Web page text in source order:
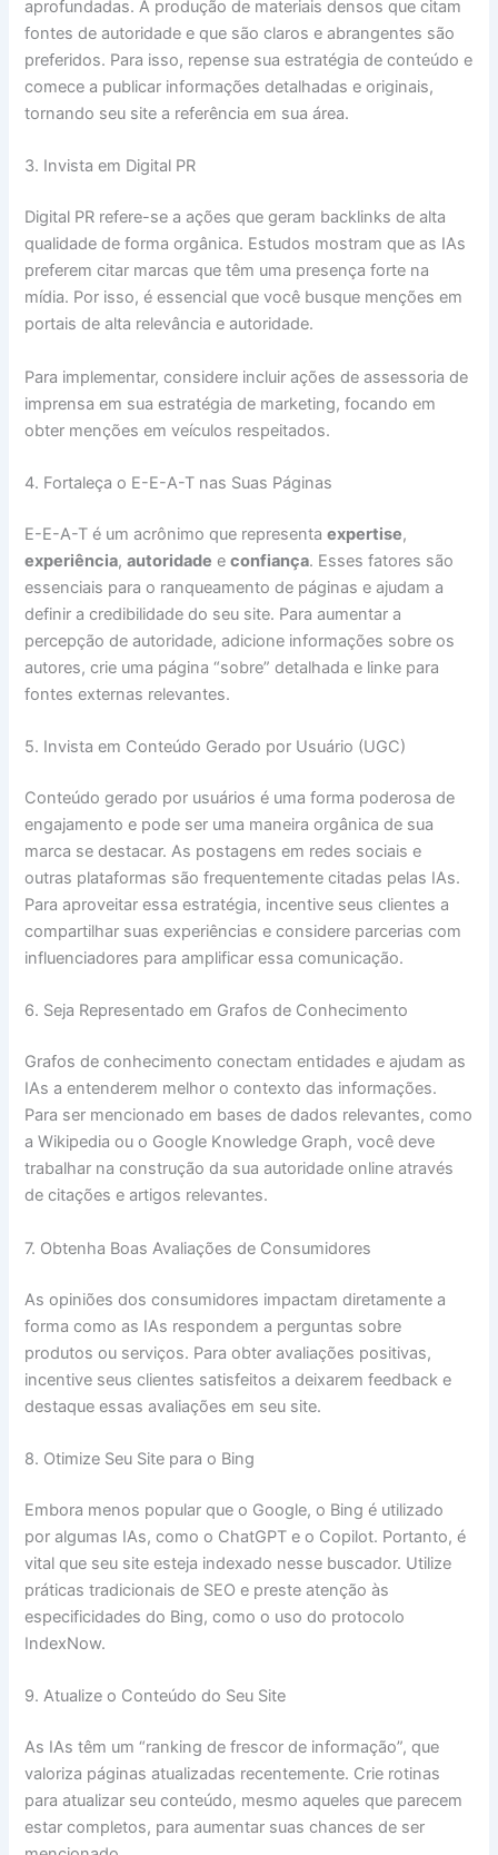
aprofundadas. A produção de materiais densos que citam
fontes de autoridade e que são claros e abrangentes são
preferidos. Para isso, repense sua estratégia de conteúdo e
comece a publicar informações detalhadas e originais,
tornando seu site a referência em sua área.
3. Invista em Digital PR
Digital PR refere-se a ações que geram backlinks de alta
qualidade de forma orgânica. Estudos mostram que as IAs
preferem citar marcas que têm uma presença forte na
mídia. Por isso, é essencial que você busque menções em
portais de alta relevância e autoridade.
Para implementar, considere incluir ações de assessoria de
imprensa em sua estratégia de marketing, focando em
obter menções em veículos respeitados.
4. Fortaleça o E-E-A-T nas Suas Páginas
E-E-A-T é um acrônimo que representaexpertise,
experiência,autoridade econfiança. Esses fatores são
essenciais para o ranqueamento de páginas e ajudam a
definir a credibilidade do seu site. Para aumentar a
percepção de autoridade, adicione informações sobre os
autores, crie uma página “sobre” detalhada e linke para
fontes externas relevantes.
5. Invista em Conteúdo Gerado por Usuário (UGC)
Conteúdo gerado por usuários é uma forma poderosa de
engajamento e pode ser uma maneira orgânica de sua
marca se destacar. As postagens em redes sociais e
outras plataformas são frequentemente citadas pelas IAs.
Para aproveitar essa estratégia, incentive seus clientes a
compartilhar suas experiências e considere parcerias com
influenciadores para amplificar essa comunicação.
6. Seja Representado em Grafos de Conhecimento
Grafos de conhecimento conectam entidades e ajudam as
IAs a entenderem melhor o contexto das informações.
Para ser mencionado em bases de dados relevantes, como
a Wikipedia ou o Google Knowledge Graph, você deve
trabalhar na construção da sua autoridade online através
de citações e artigos relevantes.
7. Obtenha Boas Avaliações de Consumidores
As opiniões dos consumidores impactam diretamente a
forma como as IAs respondem a perguntas sobre
produtos ou serviços. Para obter avaliações positivas,
incentive seus clientes satisfeitos a deixarem feedback e
destaque essas avaliações em seu site.
8. Otimize Seu Site para o Bing
Embora menos popular que o Google, o Bing é utilizado
por algumas IAs, como o ChatGPT e o Copilot. Portanto, é
vital que seu site esteja indexado nesse buscador. Utilize
práticas tradicionais de SEO e preste atenção às
especificidades do Bing, como o uso do protocolo
IndexNow.
9. Atualize o Conteúdo do Seu Site
As IAs têm um “ranking de frescor de informação”, que
valoriza páginas atualizadas recentemente. Crie rotinas
para atualizar seu conteúdo, mesmo aqueles que parecem
estar completos, para aumentar suas chances de ser